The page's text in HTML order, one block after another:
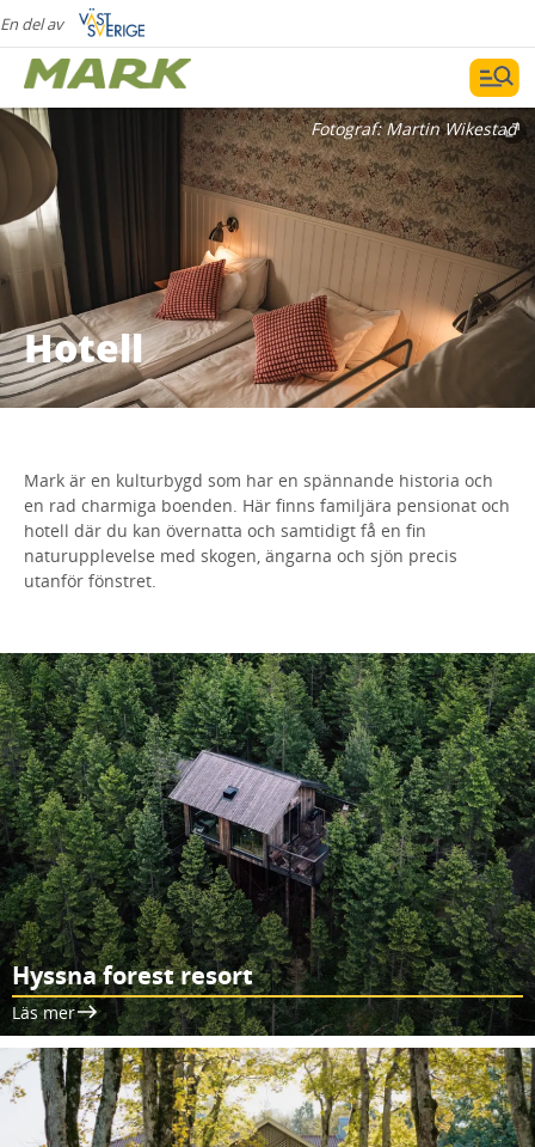
En del av
Hotell
Fotograf:Martin Wikestad
Mark är en kulturbygd som har en spännande historia och
en rad charmiga boenden. Här finns familjära pensionat och
hotell där du kan övernatta och samtidigt få en fin
naturupplevelse med skogen, ängarna och sjön precis
utanför fönstret.
Hyssna forest resort
Läs mer